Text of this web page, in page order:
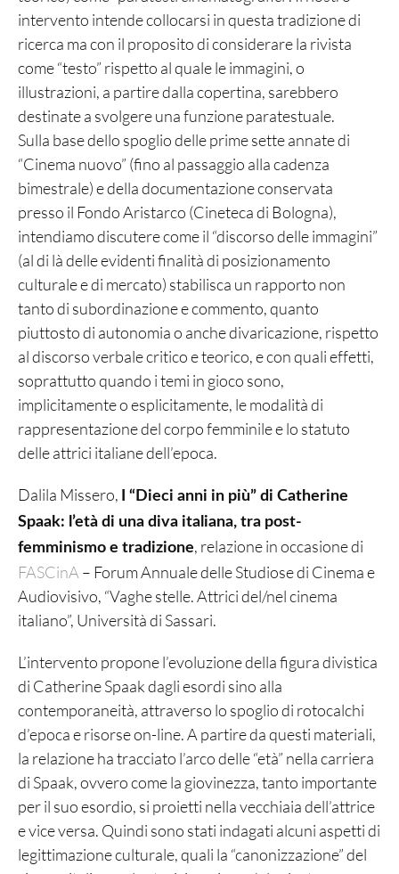
intervento intende collocarsi in questa tradizione di
ricerca ma con il proposito di considerare la rivista
come “testo” rispetto al quale le immagini, o
illustrazioni, a partire dalla copertina, sarebbero
destinate a svolgere una funzione paratestuale.
Sulla base dello spoglio delle prime sette annate di
“Cinema nuovo” (fino al passaggio alla cadenza
bimestrale) e della documentazione conservata
presso il Fondo Aristarco (Cineteca di Bologna),
intendiamo discutere come il “discorso delle immagini”
(al di là delle evidenti finalità di posizionamento
culturale e di mercato) stabilisca un rapporto non
tanto di subordinazione e commento, quanto
piuttosto di autonomia o anche divaricazione, rispetto
al discorso verbale critico e teorico, e con quali effetti,
soprattutto quando i temi in gioco sono,
implicitamente o esplicitamente, le modalità di
rappresentazione del corpo femminile e lo statuto
delle attrici italiane dell’epoca.
Dalila Missero,
I “Dieci anni in più” di Catherine
Spaak: l’età di una diva italiana, tra post-
femminismo e tradizione, relazione in occasione di
FASCinA – Forum Annuale delle Studiose di Cinema e
Audiovisivo, “Vaghe stelle. Attrici del/nel cinema
italiano”, Università di Sassari.
L’intervento propone l’evoluzione della figura divistica
di Catherine Spaak dagli esordi sino alla
contemporaneità, attraverso lo spoglio di rotocalchi
d’epoca e risorse on-line. A partire da questi materiali,
la relazione ha tracciato l’arco delle “età” nella carriera
di Spaak, ovvero come la giovinezza, tanto importante
per il suo esordio, si proietti nella vecchiaia dell’attrice
e vice versa. Quindi sono stati indagati alcuni aspetti di
legittimazione culturale, quali la “canonizzazione” del